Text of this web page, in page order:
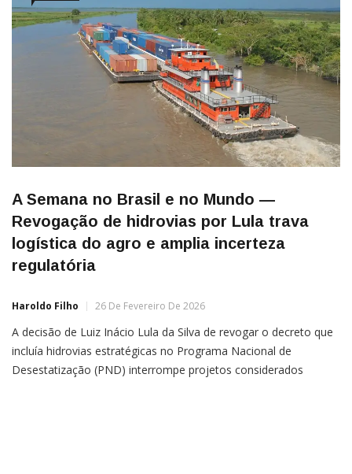
A Semana no Brasil e no Mundo —
Revogação de hidrovias por Lula trava
logística do agro e amplia incerteza
regulatória
Haroldo Filho 26 De Fevereiro De 2026
A decisão de Luiz Inácio Lula da Silva de revogar o decreto que
incluía hidrovias estratégicas no Programa Nacional de
Desestatização (PND) interrompe projetos considerados